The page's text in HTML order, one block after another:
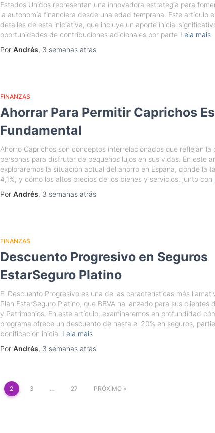
Estados Unidos representan una innovadora estrategia para
la autonomía financiera desde una edad temprana. Este artículo
detalles de esta iniciativa, que incluye un aporte inicial
oportunidades de contribuciones adicionales por parte Leia mais
Por Andrés, 3 semanasatrás
FINANZAS
Ahorrar Para Permitir Caprichos Es
Fundamental
Ahorro Caprichos son conceptos interrelacionados que reflejan la
personas para disfrutar de pequeños lujos en sus vidas. En este
exploraremos la situación actual del ahorro en España, donde la
4,1%, y cómo los altos precios de los bienes y servicios, junto con
Por Andrés, 3 semanasatrás
FINANZAS
Descuento Progresivo en Seguros
EstarSeguro Platino
El Descuento Progresivo es una de las características más
Plan EstarSeguro Platino, que BBVA ha lanzado para sus clientes
y Patrimonios. En este artículo, examinaremos en profundidad
programa ofrece un descuento de hasta el 20% en seguros,
bonificación inicial Leia mais
Por Andrés, 3 semanasatrás
2 3 … 27 PRÓXIMO